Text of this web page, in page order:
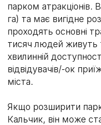
парком атракціонів.
га) та має вигідне
проходять основні
тисяч людей
хвилинній
відвідувачів/-ок
міста.
Якщо розширити
Кальчик, він може